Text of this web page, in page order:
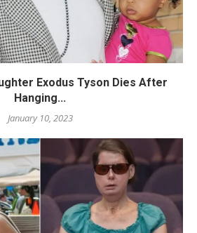
Exodus Tyson Dies After
Hanging...
January 10, 2023